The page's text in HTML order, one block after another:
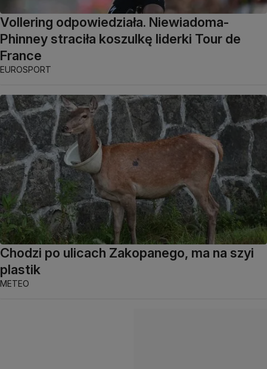
Vollering odpowiedziała. Niewiadoma-
Phinney straciła koszulkę liderki Tour de
France
EUROSPORT
Chodzi po ulicach Zakopanego, ma na szyi
plastik
METEO